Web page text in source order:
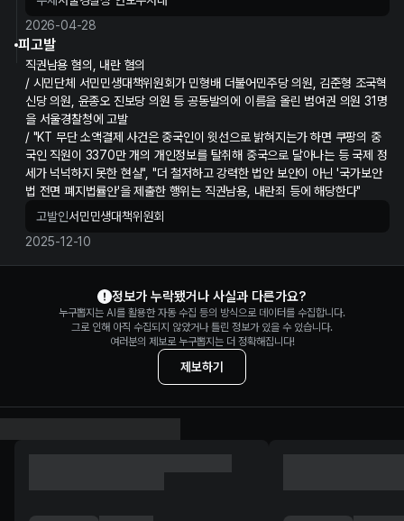
2026-04-28
피고발
직권남용 혐의, 내란 혐의
/ 시민단체 서민민생대책위원회가 민형배 더불어민주당 의원, 김준형 조국혁
신당 의원, 윤종오 진보당 의원 등 공동발의에 이름을 올린 범여권 의원 31명
을 서울경찰청에 고발
/ "KT 무단 소액결제 사건은 중국인이 윗선으로 밝혀지는가 하면 쿠팡의 중
국인 직원이 3370만 개의 개인정보를 탈취해 중국으로 달아나는 등 국제 정
세가 넉넉하지 못한 현실", "더 철저하고 강력한 법안 보안이 아닌 '국가보안
법 전면 폐지법률안'을 제출한 행위는 직권남용, 내란죄 등에 해당한다"
고발인서민민생대책위원회
2025-12-10
정보가 누락됐거나 사실과 다른가요?
누구뽑지는 AI를 활용한 자동 수집 등의 방식으로 데이터를 수집합니다.
그로 인해 아직 수집되지 않았거나 틀린 정보가 있을 수 있습니다.
여러분의 제보로 누구뽑지는 더 정확해집니다!
제보하기